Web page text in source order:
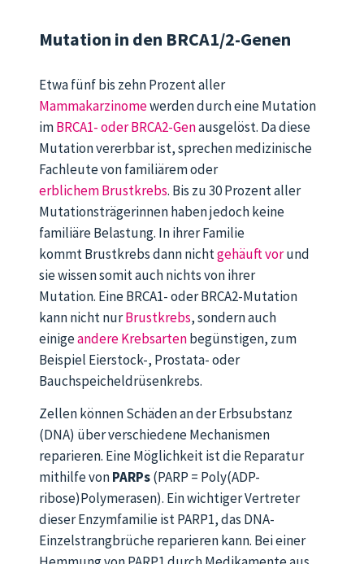
Mutation in den BRCA1/2-Genen
Etwa fünf bis zehn Prozent aller
Mammakarzinomewerden durch eine Mutation
imBRCA1- oder BRCA2-Genausgelöst. Da diese
Mutation vererbbar ist, sprechen medizinische
Fachleute von familiärem oder
erblichem Brustkrebs. Bis zu 30 Prozent aller
Mutationsträgerinnen haben jedoch keine
familiäre Belastung. In ihrer Familie
kommt Brustkrebs dann nichtgehäuft vorund
sie wissen somit auch nichts von ihrer
Mutation. Eine BRCA1- oder BRCA2-Mutation
kann nicht nurBrustkrebs, sondern auch
einigeandere Krebsartenbegünstigen, zum
Beispiel Eierstock-, Prostata- oder
Bauchspeicheldrüsenkrebs.
Zellen können Schäden an der Erbsubstanz
(DNA) über verschiedene Mechanismen
reparieren. Eine Möglichkeit ist die Reparatur
mithilfe vonPARPs(PARP = Poly(ADP-
ribose)Polymerasen). Ein wichtiger Vertreter
dieser Enzymfamilie ist PARP1, das DNA-
Einzelstrangbrüche reparieren kann. Bei einer